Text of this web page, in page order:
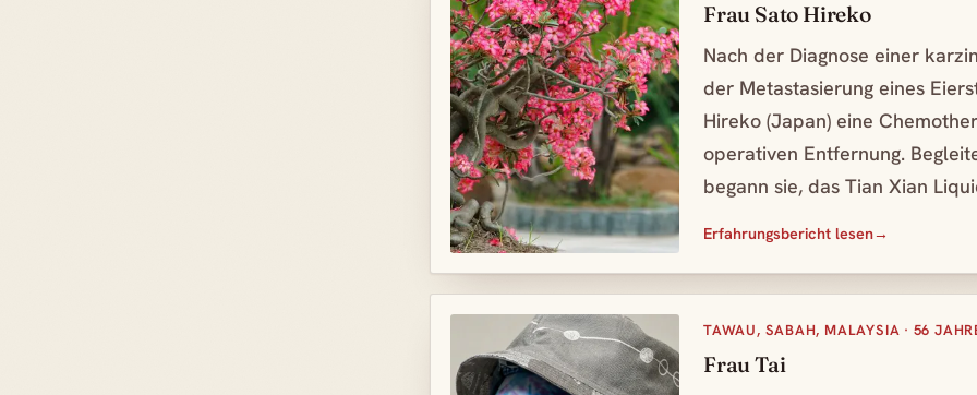
Frau Sato Hireko
Nach der Diagnose einer
der Metastasierung eines
Hireko (Japan) eine
operativen Entfernung.
begann sie, das Tian Xian
Erfahrungsbericht lesen
TAWAU, SABAH, MALAYSIA · 56
Frau Tai